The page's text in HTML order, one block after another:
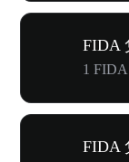
FIDA
1
FIDA